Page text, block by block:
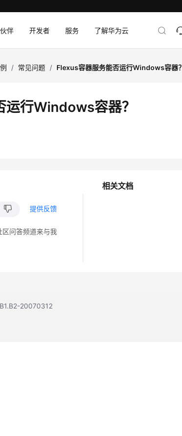
伙伴 开发者 服务 了解华为云
/ 常见问题 / Flexus容器服务能否运行Windows容器？
行Windows容器？
相关文档
提供反馈
问答频道来与我
20070312